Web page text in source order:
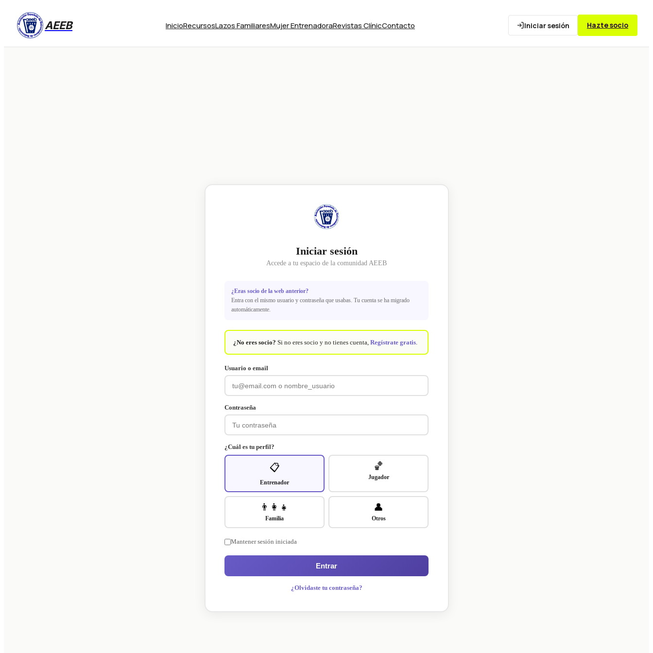
AEEB InicioRecursosLazos FamiliaresMujer EntrenadoraRevistas ClínicContacto Iniciar sesión Hazte socio
Iniciar sesión
Accede a tu espacio de la comunidad AEEB
¿Eras socio de la web anterior?
Entra con el mismo usuario y contraseña que usabas. Tu cuenta se ha migrado
automáticamente.
¿No eres socio? Si no eres socio y no tienes cuenta, Regístrate gratis.
Usuario o email
Contraseña
¿Cuál es tu perfil?
📋
Entrenador
🏀
Jugador
👨‍👩‍👧
Familia
👤
Otros
Mantener sesión iniciada
Entrar
¿Olvidaste tu contraseña?